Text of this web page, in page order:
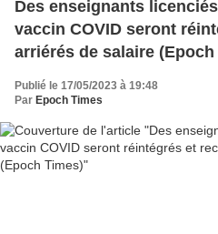
Des enseignants
vaccin COVID seront
arriérés de salaire (Epoch
Publié le 17/05/2023 à 19:48
Par Epoch Times